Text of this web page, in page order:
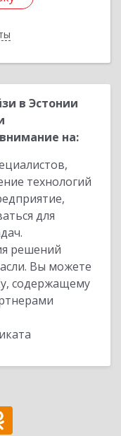
в Эстонии
на:
технологий
для
решений
Вы можете
содержащему